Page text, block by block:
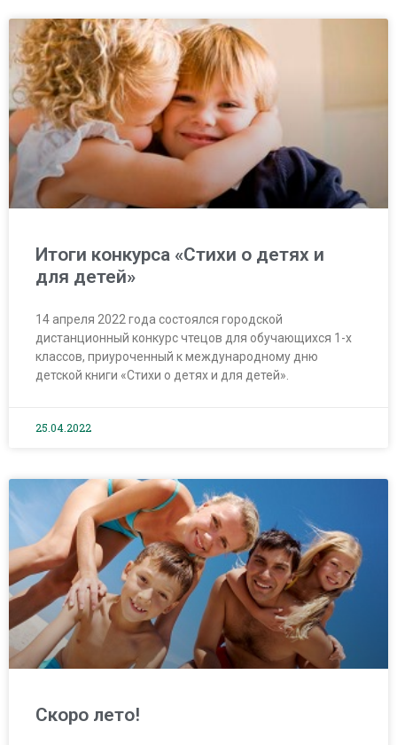
Итоги конкурса «Стихи о детях и
для детей»
14 апреля 2022 года состоялся городской
дистанционный конкурс чтецов для обучающихся 1-х
классов, приуроченный к международному дню
детской книги «Стихи о детях и для детей».
25.04.2022
Скоро лето!